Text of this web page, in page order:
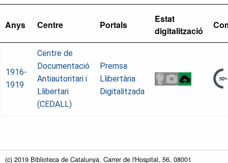
Anys Centre Portals
Estat
digitalització
1916-
1919
Centre de
Documentació
Antiautoritari i
Llibertari
(CEDALL)
Premsa
Llibertària
Digitalitzada
(c) 2019 Biblioteca de Catalunya. Carrer de l'Hospital, 56. 08001